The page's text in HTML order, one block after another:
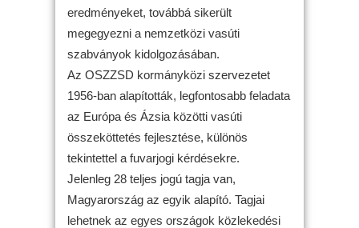
eredményeket, továbbá sikerült
megegyezni a nemzetközi vasúti
szabványok kidolgozásában.
Az OSZZSD kormányközi szervezetet
1956-ban alapították, legfontosabb feladata
az Európa és Ázsia közötti vasúti
összeköttetés fejlesztése, különös
tekintettel a fuvarjogi kérdésekre.
Jelenleg 28 teljes jogú tagja van,
Magyarország az egyik alapító. Tagjai
lehetnek az egyes országok közlekedési